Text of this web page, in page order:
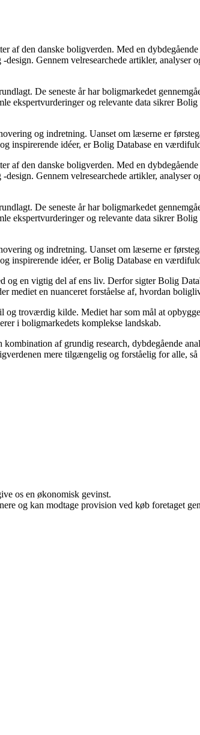
af den danske boligverden. Med en
Gennem velresearchede artikler,
De seneste år har boligmarkedet
ekspertvurderinger og relevante data sikrer
og indretning. Uanset om læserne er
idéer, er Bolig Database en
af den danske boligverden. Med en
Gennem velresearchede artikler,
De seneste år har boligmarkedet
ekspertvurderinger og relevante data sikrer
og indretning. Uanset om læserne er
idéer, er Bolig Database en
en vigtig del af ens liv. Derfor sigter Bolig
mediet en nuanceret forståelse af, hvordan
troværdig kilde. Mediet har som mål at
i boligmarkedets komplekse landskab.
af grundig research, dybdegående
mere tilgængelig og forståelig for alle,
os en økonomisk gevinst.
og kan modtage provision ved køb foretaget